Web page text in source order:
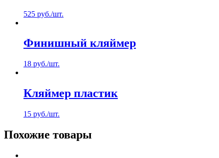
525 руб./шт.
Финишный кляймер
18 руб./шт.
Кляймер пластик
15 руб./шт.
Похожие товары